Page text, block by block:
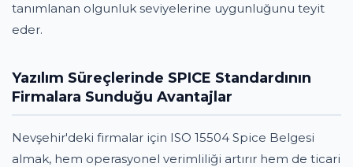
tanımlanan olgunluk seviyelerine uygunluğunu teyit
eder.
Yazılım Süreçlerinde SPICE Standardının
Firmalara Sunduğu Avantajlar
Nevşehir'deki firmalar için ISO 15504 Spice Belgesi
almak, hem operasyonel verimliliği artırır hem de ticari